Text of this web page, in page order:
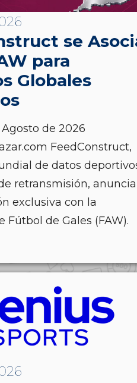
se
para
Globales
de 2026
FeedConstruct,
de datos
retransmisión, anuncia
exclusiva con la
Fútbol de Gales (FAW).